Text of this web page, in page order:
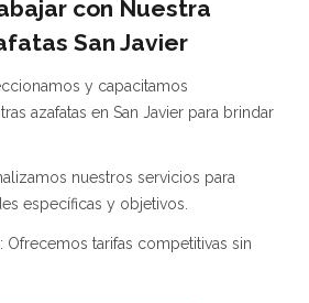
con Nuestra
San Javier
y capacitamos
azafatas en San Javier para brindar
nuestros servicios para
específicas y objetivos.
: Ofrecemos tarifas competitivas sin